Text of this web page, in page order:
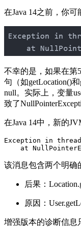
在Java 14之前，你可
不幸的是，如果在第
句（如getLocation()
null。实际上，变量
致了
在Java 14中，新的
Exception in
at
该消息包含两个明确
后果：
原因：
增强版本的诊断信息